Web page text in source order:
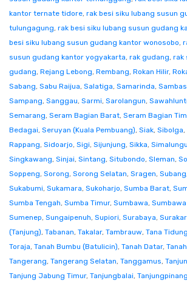
kantor ternate tidore, rak besi siku lubang susun
tulungagung, rak besi siku lubang susun gudang
besi siku lubang susun gudang kantor wonosobo,
susun gudang kantor yogyakarta, rak gudang, rak
gudang, Rejang Lebong, Rembang, Rokan Hilir,
Sabang, Sabu Raijua, Salatiga, Samarinda, Sambas
Sampang, Sanggau, Sarmi, Sarolangun,
Semarang, Seram Bagian Barat, Seram Bagian
Bedagai, Seruyan (Kuala Pembuang), Siak, Sibolga,
Rappang, Sidoarjo, Sigi, Sijunjung, Sikka,
Singkawang, Sinjai, Sintang, Situbondo, Sleman,
Soppeng, Sorong, Sorong Selatan, Sragen, Subang
Sukabumi, Sukamara, Sukoharjo, Sumba Barat,
Sumba Tengah, Sumba Timur, Sumbawa,
Sumenep, Sungaipenuh, Supiori, Surabaya,
(Tanjung), Tabanan, Takalar, Tambrauw, Tana
Toraja, Tanah Bumbu (Batulicin), Tanah Datar,
Tangerang, Tangerang Selatan, Tanggamus,
Tanjung Jabung Timur, Tanjungbalai, Tanjungpinang